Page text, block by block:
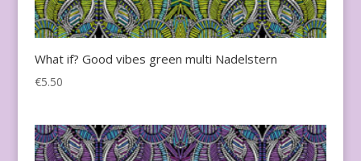
What if? Good vibes green multi Nadelstern
€5.50